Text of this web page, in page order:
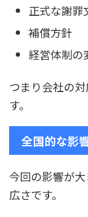
正式な謝罪
補償方針
経営体制の
つまり会社の
す。
全国的な影
今回の影響が
広さです。